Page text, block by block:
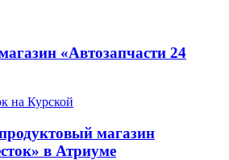
«Автозапчасти 24
магазин
в Атриуме